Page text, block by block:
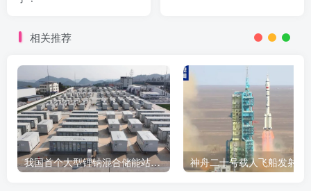
相关推荐
我国首个大型锂钠混合储能站投产，开启储能新时代